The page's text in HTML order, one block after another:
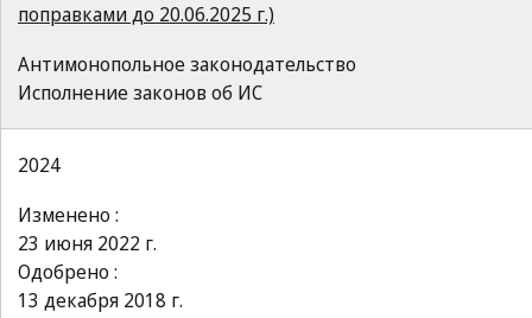
поправками до 20.06.2025 г.)
Антимонопольное законодательство
Исполнение законов об ИС
2024
Изменено :
23 июня 2022 г.
Одобрено :
13 декабря 2018 г.